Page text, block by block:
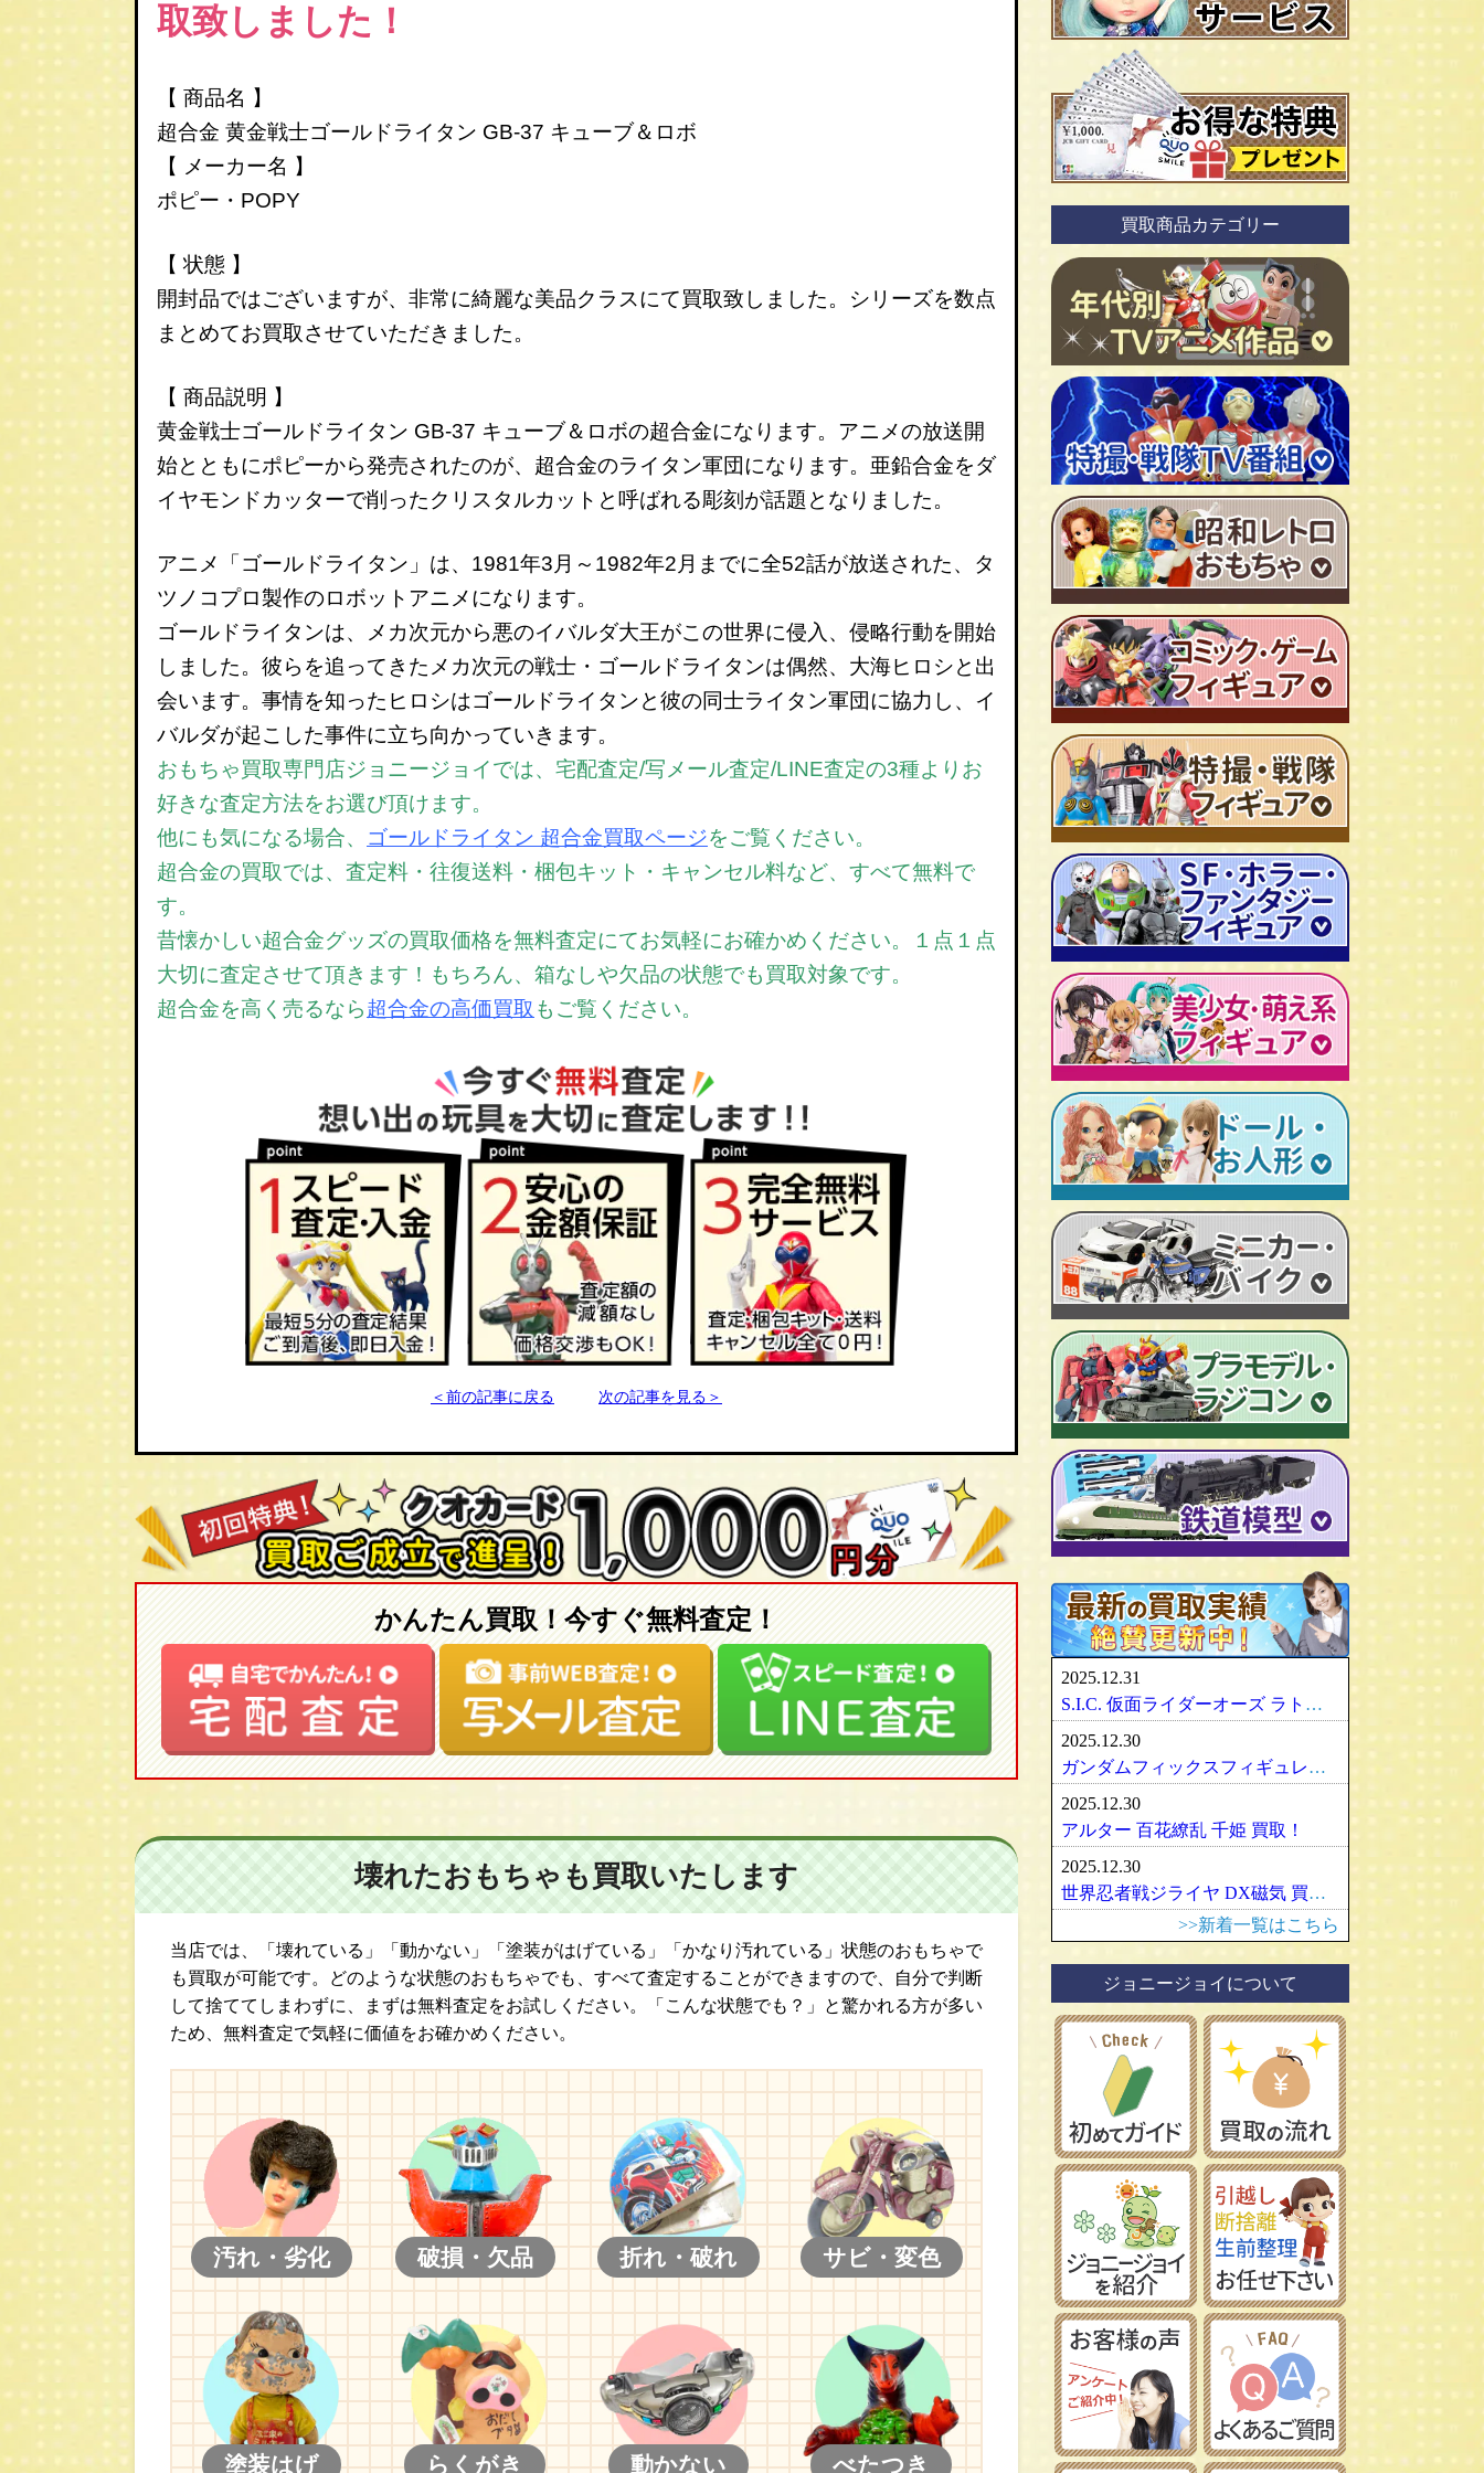
取致しました！
【 商品名 】
超合金 黄金戦士ゴールドライタン GB-37 キューブ＆ロボ
【 メーカー名 】
ポピー・POPY
【 状態 】
開封品ではございますが、非常に綺麗な美品クラスにて買取致しました。シリーズを数点
まとめてお買取させていただきました。
【 商品説明 】
黄金戦士ゴールドライタン GB-37 キューブ＆ロボの超合金になります。アニメの放送開
始とともにポピーから発売されたのが、超合金のライタン軍団になります。亜鉛合金をダ
イヤモンドカッターで削ったクリスタルカットと呼ばれる彫刻が話題となりました。
アニメ「ゴールドライタン」は、1981年3月～1982年2月までに全52話が放送された、タ
ツノコプロ製作のロボットアニメになります。
ゴールドライタンは、メカ次元から悪のイバルダ大王がこの世界に侵入、侵略行動を開始
しました。彼らを追ってきたメカ次元の戦士・ゴールドライタンは偶然、大海ヒロシと出
会います。事情を知ったヒロシはゴールドライタンと彼の同士ライタン軍団に協力し、イ
バルダが起こした事件に立ち向かっていきます。
おもちゃ買取専門店ジョニージョイでは、宅配査定/写メール査定/LINE査定の3種よりお
好きな査定方法をお選び頂けます。
他にも気になる場合、 ゴールドライタン 超合金買取ページをご覧ください。
超合金の買取では、 査定料・往復送料・梱包キット・キャンセル料など、すべて無料で
す。
昔懐かしい超合金グッズの買取価格を無料査定にてお気軽にお確かめください。
１点１点
大切に査定させて頂きます！もちろん、箱なしや欠品の状態でも買取対象です。
超合金を高く売るなら超合金の高価買取 もご覧ください。
＜前の記事に戻る 次の記事を見る＞
かんたん買取！今すぐ無料査定！
壊れたおもちゃも買取いたします
当店では、「壊れている」「動かない」「塗装がはげている」「かなり汚れている」状態のおもちゃで
も買取が可能です。どのような状態のおもちゃでも、すべて査定することができますので、自分で判断
して捨ててしまわずに、まずは無料査定をお試しください。「こんな状態でも？」と驚かれる方が多い
ため、無料査定で気軽に価値をお確かめください。
汚れ・劣化 破損・欠品 折れ・破れ サビ・変色
塗装はげ らくがき 動かない べたつき
買取商品カテゴリー
ＴＶアニメ作品 1960年代
ＴＶアニメ作品 1970年代
ＴＶアニメ作品 1980年代
特撮・戦隊 TV番組 1960年代
超合金・DX超合金
ソフビ
広告ノベルティグッズ
ジャンボマシンダー
キャラクター消しゴム
ビックリマンシール
ダイアクロン
変身サイボーグ
昭和レトロなミニカー
ミクロマン
レトロプラモデル
旧トランスフォーマー
ビンテージ セルロイド人形
仮面ライダーカード
マルサン/MARUSAN
ブルマァク/BULLMARK
ポピー/POPY
旧タカラ/TAKARA
旧バンダイ/BANDAI
タカトクトイス/T.T
中嶋製作所
ヨネザワ/米澤玩具
ワンピース/ONE PIECE
聖闘士聖矢
キン肉マン
ドラゴンボール
北斗の拳
ルパン三世
鉄人28号
新世紀エヴァンゲリオン
AKIRA/アキラ
ドラゴンクエスト
ファイナルファンタジー/FF
P.O.P
RAH
CCP キン肉マン
超像可動
聖闘士聖衣神話
Figuarts/フィギュアーツ
ワールドコレクタブル
プレイモービル
仮面ライダー
ゴジラ
人造人間キカイダー
牙狼-GARO
機動戦士ガンダム
マジンガーＺ
ゲッターロボ
トランスフォーマー
マクロス
メタルヒーローシリーズ
スーパー戦隊
超合金魂
ROBOT魂
RAH
マスターピース
M1号
S.H.モンスターアーツ
ULTRA-ACT
SDX
スターウォーズ
プレデター/PREDATOR
エイリアン/ALIEN
ターミネーター
ロボコップ
バットマン
グレムリン
バイオハザード
ディズニー
リビングデッドドールズ/LDD
ホットトイズ/HOT TOYS
サイドショウ/SIDE SHOW
パリセイズ/PALISADES
メズコ/MEZCO
プレイアーツ/PLAY ARTS
RAH
VCD
セーラームーン
魔法少女まどか☆マギカ
フェイト/Fate
武装神姫
魔法少女リリカルなのは
艦隊これくしょん -艦これ-
けいおん！
すーぱーそに子
一騎当千
東方Project
涼宮ハルヒの憂鬱
化物語・偽物語
百花繚乱
アルター/ALTER
グッドスマイルカンパニー
壽屋/コトブキヤ
グリフォンエンタープライズ
フリーイング/FREEing
やまと/YAMATO
ダイキ工業/DAIKI
ブライス/Blythe
スーパードルフィー/ドルフィードリーム
アゾンドール/AZONE
モモコ/momoko
ハイブリッドアクティブ/HAF
えっくす☆きゅーと
ピュアニーモ
リカちゃん
バービー
シルバニアファミリー
マドレーヌちゃん
ベアブリック・BE＠RBRICK
メディコムトイ
セキグチ
ペットワークス/PetWORKs
やまと/YAMATO
ママチャップトイ
オビツドール/OBITSU
トミカ/TOMICA
エブロ/EBBRO
ミニチャンプス
hpiレーシング
ノレブ/NOREV
ダイヤペット/Diapet
アオシマ / DISM
ブラーゴ/Bburago
ヘルパ/herpa
大盛屋 ミクロペット
イクソ/IXO
ﾋﾞｰﾋﾞｰｱｰﾙ/BBR
アメリカ車
イタリア車
フランス車
ガンダム/GUNDAM
アーマード・コア
スーパーロボット大戦
魔神英雄伝ワタル
車・バイク
戦車・軍用機・軍艦
旅客機/飛行機
船・ボート
建築物
デコトラ
ミニ四駆
タミヤ/田宮模型
ハセガワ/長谷川製作所
フジミ模型/FUJIMI
アオシマ/青島文化教材社
イマイ/IMAI /今井科学
コトブキヤ/壽屋
イタレリ/ITALERI
レベル/Revell
カトー/KATO
トミックス/TOMIX
ﾏｲｸﾛｴｰｽ/MICRO ACE
ｸﾞﾘｰﾝﾏｯｸｽ/GREENMAX
ワールド工芸
Bトレインショーティー
モデモ/MODEMO
エンドウ/TER
ピノチオ模型
鉄道模型社
レーマン/LGB
Ｎゲージ
ＨＯゲージ
Ｚゲージ
車両パーツ
ストラクチャー
Ｇゲージ
Ｏゲージ
2025.12.31
S.I.C. 仮面ライダーオーズ ラトラーターコンボ買取
2025.12.30
ガンダムフィックスフィギュレーション GFF おまとめ買取！
2025.12.30
アルター 百花繚乱 千姫 買取！
2025.12.30
世界忍者戦ジライヤ DX磁気 買取！
>>新着一覧はこちら
ジョニージョイについて